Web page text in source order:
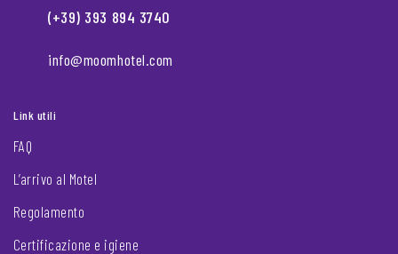
(+39) 393 894 3740
info@moomhotel.com
Link utili
FAQ
L’arrivo al Motel
Regolamento
Certificazione e igiene